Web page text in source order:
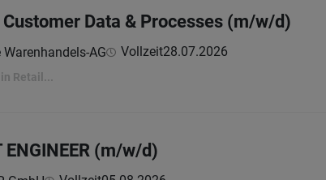
Data & Processes (m/w/d)
AG Vollzeit28.07.2026
in Retail...
ENGINEER (m/w/d)